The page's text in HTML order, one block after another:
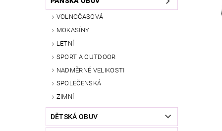
VOLNOČASOVÁ
MOKASÍNY
LETNÍ
SPORT A OUTDOOR
NADMĚRNÉ VELIKOSTI
SPOLEČENSKÁ
ZIMNÍ
DĚTSKÁ OBUV